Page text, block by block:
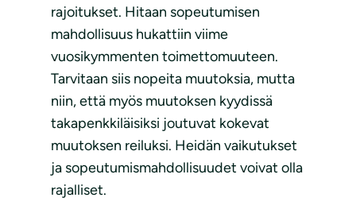
rajoitukset. Hitaan sopeutumisen
mahdollisuus hukattiin viime
vuosikymmenten toimettomuuteen.
Tarvitaan siis nopeita muutoksia, mutta
niin, että myös muutoksen kyydissä
takapenkkiläisiksi joutuvat kokevat
muutoksen reiluksi. Heidän vaikutukset
ja sopeutumismahdollisuudet voivat olla
rajalliset.